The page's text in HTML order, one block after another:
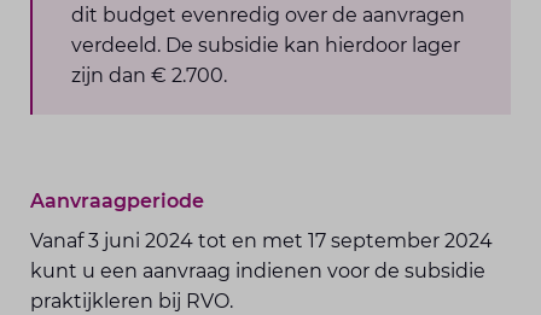
dit budget evenredig over de aanvragen
verdeeld. De subsidie kan hierdoor lager
zijn dan € 2.700.
Aanvraagperiode
Vanaf 3 juni 2024 tot en met 17 september 2024
kunt u een aanvraag indienen voor de subsidie
praktijkleren bij RVO.